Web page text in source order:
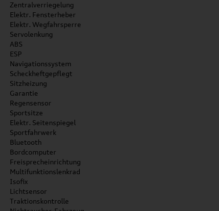
Zentralverriegelung
Elektr. Fensterheber
Elektr. Wegfahrsperre
Servolenkung
ABS
ESP
Navigationssystem
Scheckheftgepflegt
Sitzheizung
Garantie
Regensensor
Sportsitze
Elektr. Seitenspiegel
Sportfahrwerk
Bluetooth
Bordcomputer
Freisprecheinrichtung
Multifunktionslenkrad
Isofix
Lichtsensor
Traktionskontrolle